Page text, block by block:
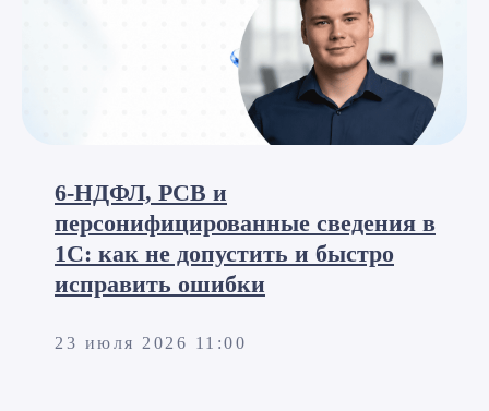
6-НДФЛ, РСВ и
персонифицированные сведения в
1С: как не допустить и быстро
исправить ошибки
23 июля 2026 11:00